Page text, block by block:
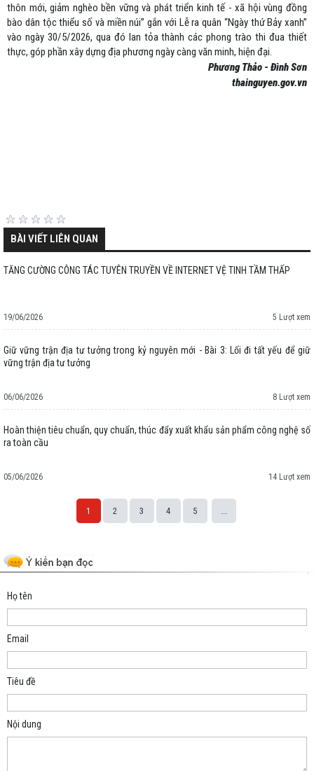
thôn mới, giảm nghèo bền vững và phát triển kinh tế - xã hội vùng đồng
bào dân tộc thiểu số và miền núi” gắn với Lễ ra quân “Ngày thứ Bảy xanh”
vào ngày 30/5/2026, qua đó lan tỏa thành các phong trào thi đua thiết
thực, góp phần xây dựng địa phương ngày càng văn minh, hiện đại.
Phương Thảo - Đình Sơn
thainguyen.gov.vn
BÀI VIẾT LIÊN QUAN
TĂNG CƯỜNG CÔNG TÁC TUYÊN TRUYỀN VỀ INTERNET VỆ TINH TẦM THẤP
19/06/2026 5 Lượt xem
Giữ vững trận địa tư tưởng trong kỷ nguyên mới - Bài 3: Lối đi tất yếu để giữ
vững trận địa tư tưởng
06/06/2026 8 Lượt xem
Hoàn thiện tiêu chuẩn, quy chuẩn, thúc đẩy xuất khẩu sản phẩm công nghệ số
ra toàn cầu
05/06/2026 14 Lượt xem
1 2 3 4 5
Họ tên
Email
Tiêu đề
Nội dung